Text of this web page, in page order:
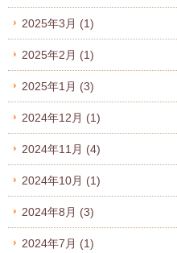
2025年3月 (1)
2025年2月 (1)
2025年1月 (3)
2024年12月 (1)
2024年11月 (4)
2024年10月 (1)
2024年8月 (3)
2024年7月 (1)